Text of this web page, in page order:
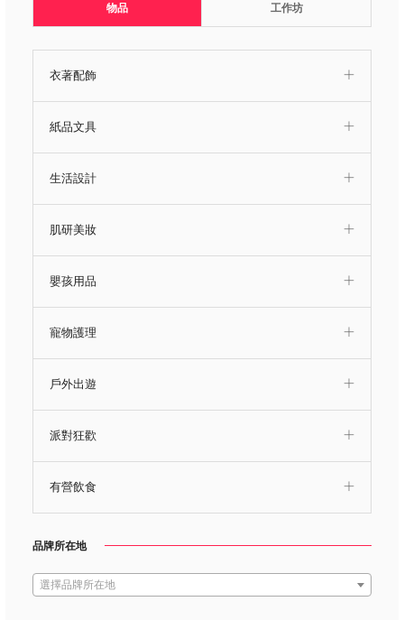
物品 工作坊
衣著配飾
紙品文具
生活設計
肌研美妝
嬰孩用品
寵物護理
戶外出遊
派對狂歡
有營飲食
品牌所在地
選擇品牌所在地